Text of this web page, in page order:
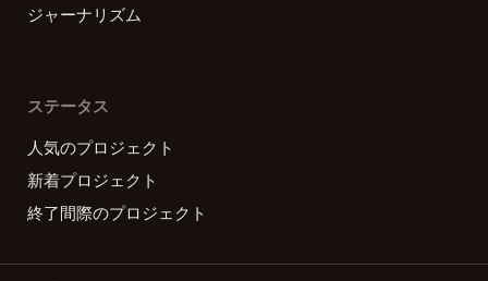
ジャーナリズム
ステータス
人気のプロジェクト
新着プロジェクト
終了間際のプロジェクト